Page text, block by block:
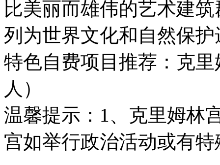
比美丽而雄伟的艺术建
列为世界文化和自然保护
特色自费项目推荐：克
人）
温馨提示：1、克里姆林
宫如举行政治活动或有